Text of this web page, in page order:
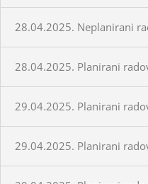
28.04.2025. Neplanirani
28.04.2025. Planirani
29.04.2025. Planirani
29.04.2025. Planirani